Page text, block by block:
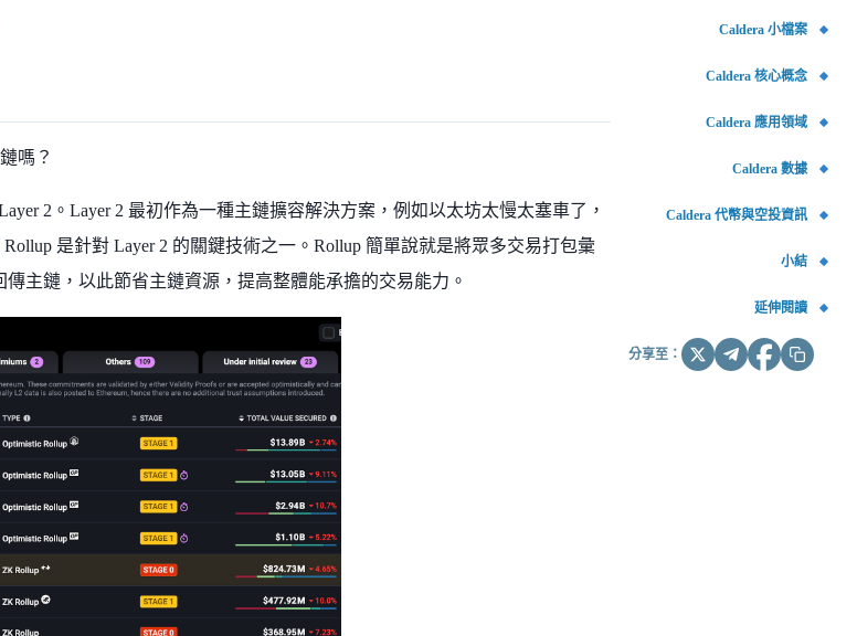
嗎？
2。Layer 2 最初作為一種主鏈擴容解決方案，例如以太坊太慢太塞車了，
是針對 Layer 2 的關鍵技術之一。Rollup 簡單說就是將眾多交易打包彙
主鏈，以此節省主鏈資源，提高整體能承擔的交易能力。
Caldera 小檔案
Caldera 核心概念
Caldera 應用領域
Caldera 數據
Caldera 代幣與空投資訊
小結
延伸閱讀
分享至：